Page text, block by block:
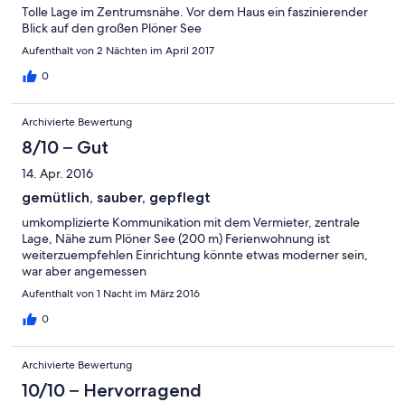
Tolle Lage im Zentrumsnähe. Vor dem Haus ein faszinierender
Blick auf den großen Plöner See
Aufenthalt von 2 Nächten im April 2017
0
Archivierte Bewertung
8/10 – Gut
14. Apr. 2016
gemütlich, sauber, gepflegt
umkomplizierte Kommunikation mit dem Vermieter, zentrale
Lage, Nähe zum Plöner See (200 m) Ferienwohnung ist
weiterzuempfehlen Einrichtung könnte etwas moderner sein,
war aber angemessen
Aufenthalt von 1 Nacht im März 2016
0
Archivierte Bewertung
10/10 – Hervorragend